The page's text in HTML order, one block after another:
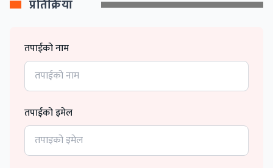
प्रतिक्रिया
तपाईको नाम
तपाईको इमेल